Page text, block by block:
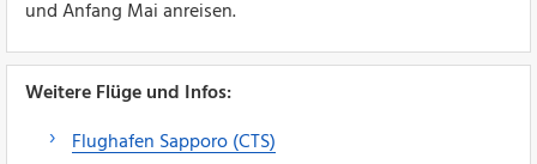
und Anfang Mai anreisen.
Weitere Flüge und Infos:
Flughafen Sapporo (CTS)